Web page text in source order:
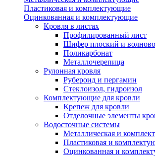
Пластиковая и комплектующие
Оцинкованная и комплектующие
Кровля в листах
Профилированный лист
Шифер плоский и
Поликарбонат
Металлочерепица
Рулонная кровля
Рубероид и пергамин
Стеклоизол, гидроизол
Комплектующие для кровли
Крепеж для кровли
Отделочные элементы
Водосточные системы
Металлическая и
Пластиковая и
Оцинкованная и